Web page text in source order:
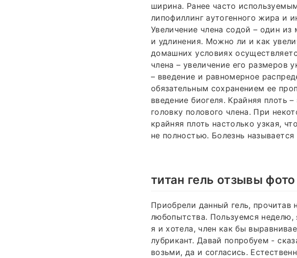
ширина. Ранее часто
липофиллинг аутогенного жира и
Увеличение члена содой – один
и удлинения. Можно ли и как
домашних условиях
члена – увеличение его размеров
– введение и равномерное
обязательным сохранением ее
введение биогеля. Крайняя плоть
головку полового члена. При
крайняя плоть настолько узкая,
не полностью. Болезнь
титан гель отзывы фото
Приобрели данный гель, прочитав
любопытства. Пользуемся неделю,
я и хотела, член как бы
лубрикант. Давай попробуем -
возьми, да и согласись.